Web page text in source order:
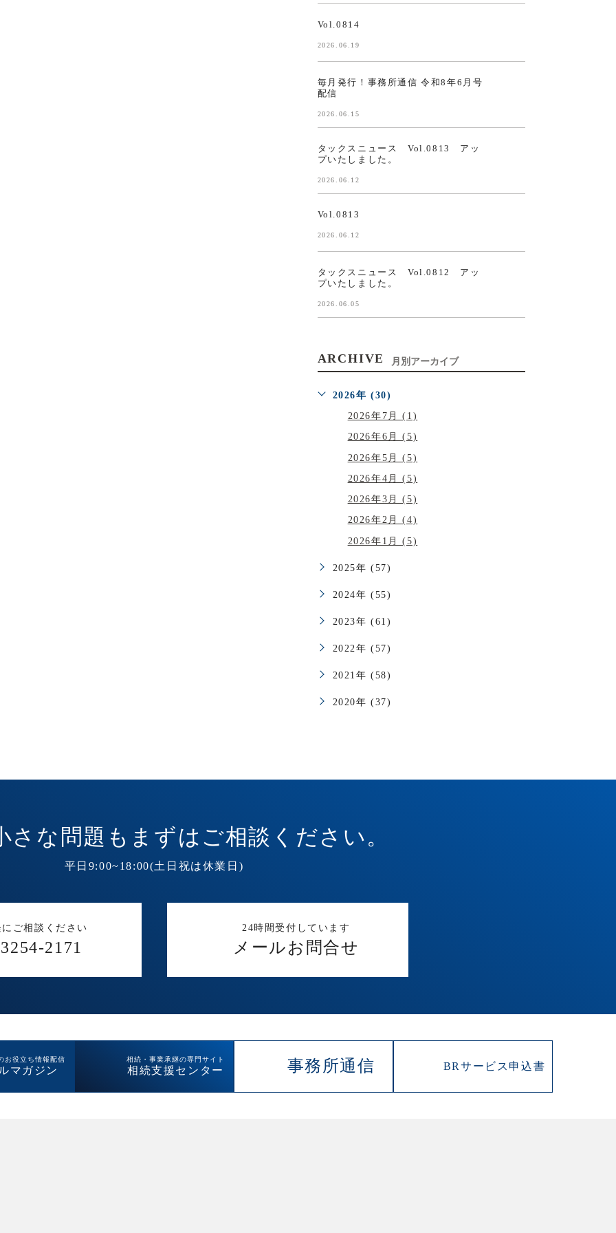
Vol.0814
2026.06.19
毎月発行！事務所通信 令和8年6月号
配信
2026.06.15
タックスニュース Vol.0813 アッ
プいたしました。
2026.06.12
Vol.0813
2026.06.12
タックスニュース Vol.0812 アッ
プいたしました。
2026.06.05
ARCHIVE 月別アーカイブ
2026年 (30)
2026年7月 (1)
2026年6月 (5)
2026年5月 (5)
2026年4月 (5)
2026年3月 (5)
2026年2月 (4)
2026年1月 (5)
2025年 (57)
2024年 (55)
2023年 (61)
2022年 (57)
2021年 (58)
2020年 (37)
さな問題も まずはご相談ください。
平日9:00~18:00(土日祝は休業日)
ご相談ください
2171
24時間受付しています
メールお問合せ
お役立ち情報配信
マガジン
相続・事業承継の専門サイト
相続支援センター 事務所通信 BRサービス 申込書